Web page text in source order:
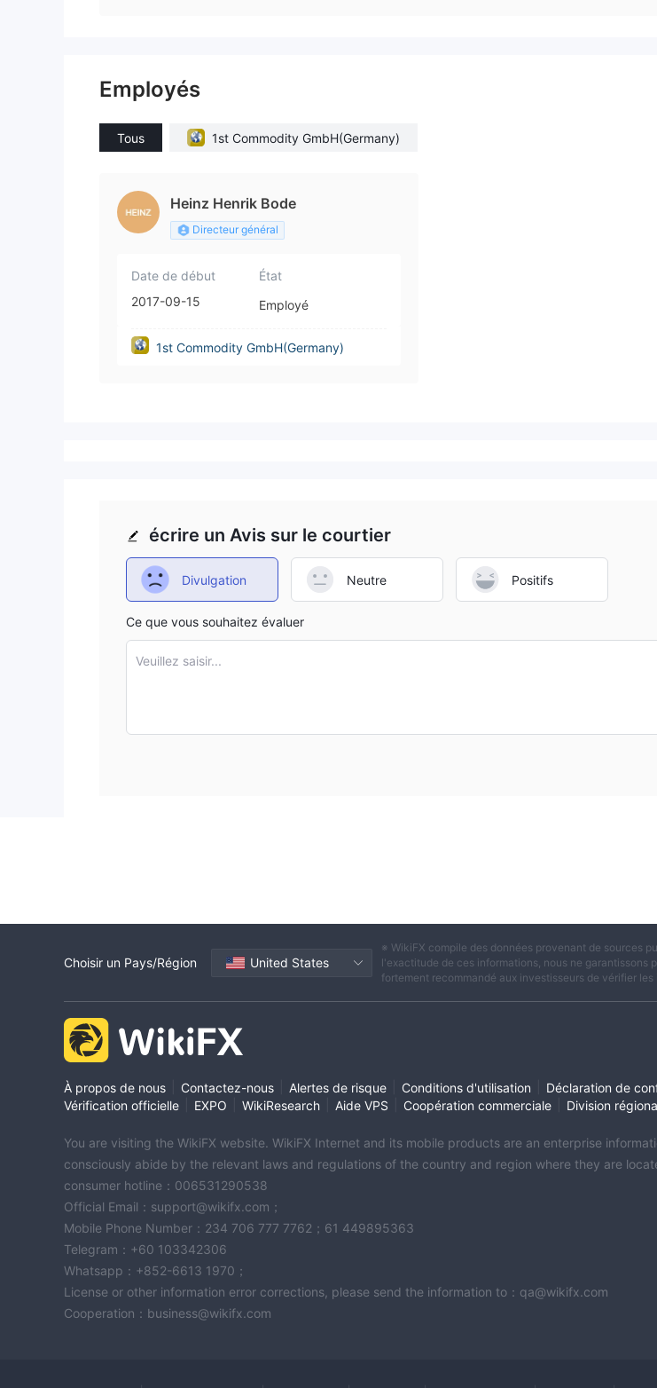
Employés
Tous 1st Commodity GmbH(Germany)
Heinz Henrik Bode
Directeur général
Date de début
2017-09-15
État
Employé
1st Commodity GmbH(Germany)
écrire un Avis sur le courtier
Divulgation Neutre Positifs
Ce que vous souhaitez évaluer
Veuillez saisir...
Choisir un Pays/Région United States
※ WikiFX compile des données provenant de sources
l'exactitude de ces informations, nous ne
fortement recommandé aux investisseurs de vérifier
À propos de nous Contactez-nous Alertes de risque Conditions d'utilisation Déclaration de
Vérification officielle
EXPO WikiResearch Aide VPS Coopération commerciale Division
You are visiting the WikiFX website. WikiFX Internet and its mobile products are an enterprise
consciously abide by the relevant laws and regulations of the country and region where they are
consumer hotline：006531290538
Official Email：support@wikifx.com；
Mobile Phone Number：234 706 777 7762；61 449895363
Telegram：+60 103342306
Whatsapp：+852-6613 1970；
License or other information error corrections, please send the information to：qa@wikifx.com
Cooperation：business@wikifx.com